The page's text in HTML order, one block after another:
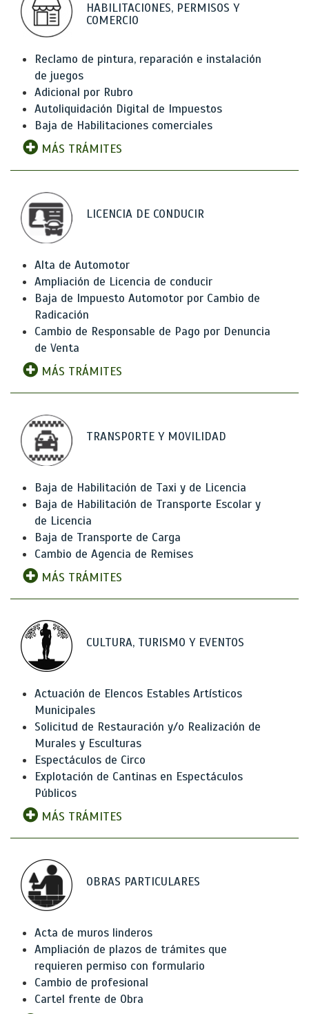
HABILITACIONES, PERMISOS Y
COMERCIO
Reclamo de pintura, reparación e instalación
de juegos
Adicional por Rubro
Autoliquidación Digital de Impuestos
Baja de Habilitaciones comerciales
MÁS TRÁMITES
LICENCIA DE CONDUCIR
Alta de Automotor
Ampliación de Licencia de conducir
Baja de Impuesto Automotor por Cambio de
Radicación
Cambio de Responsable de Pago por Denuncia
de Venta
MÁS TRÁMITES
TRANSPORTE Y MOVILIDAD
Baja de Habilitación de Taxi y de Licencia
Baja de Habilitación de Transporte Escolar y
de Licencia
Baja de Transporte de Carga
Cambio de Agencia de Remises
MÁS TRÁMITES
CULTURA, TURISMO Y EVENTOS
Actuación de Elencos Estables Artísticos
Municipales
Solicitud de Restauración y/o Realización de
Murales y Esculturas
Espectáculos de Circo
Explotación de Cantinas en Espectáculos
Públicos
MÁS TRÁMITES
OBRAS PARTICULARES
Acta de muros linderos
Ampliación de plazos de trámites que
requieren permiso con formulario
Cambio de profesional
Cartel frente de Obra